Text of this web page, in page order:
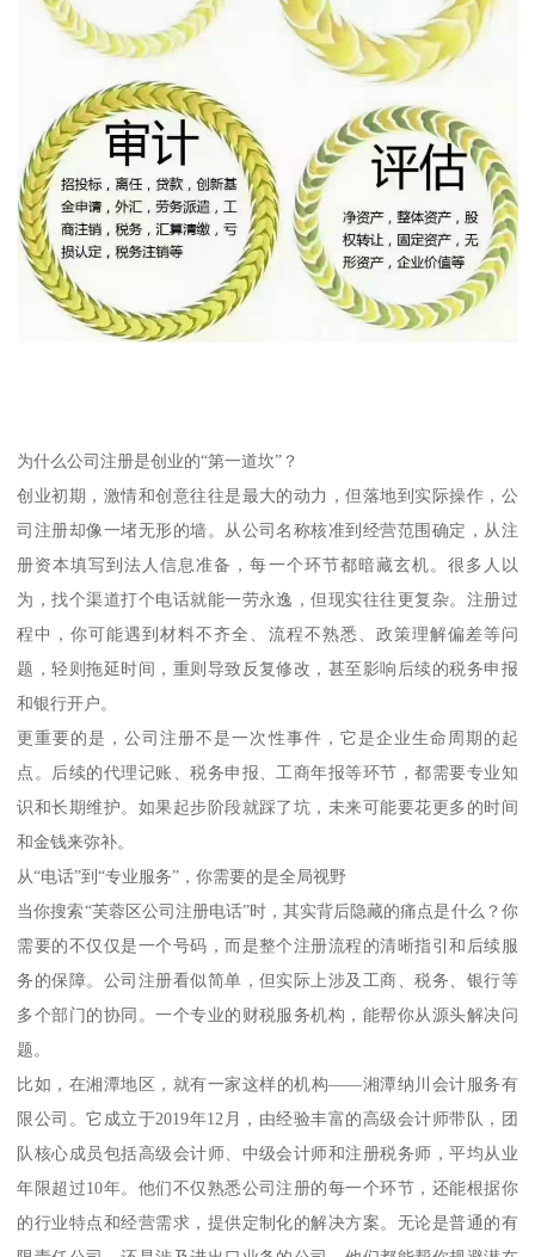
为什么公司注册是创业的“第一道坎”？
创业初期，激情和创意往往是最大的动力，但落地到实际操作，公
司注册却像一堵无形的墙。从公司名称核准到经营范围确定，从注
册资本填写到法人信息准备，每一个环节都暗藏玄机。很多人以
为，找个渠道打个电话就能一劳永逸，但现实往往更复杂。注册过
程中，你可能遇到材料不齐全、流程不熟悉、政策理解偏差等问
题，轻则拖延时间，重则导致反复修改，甚至影响后续的税务申报
和银行开户。
更重要的是，公司注册不是一次性事件，它是企业生命周期的起
点。后续的代理记账、税务申报、工商年报等环节，都需要专业知
识和长期维护。如果起步阶段就踩了坑，未来可能要花更多的时间
和金钱来弥补。
从“电话”到“专业服务”，你需要的是全局视野
当你搜索“芙蓉区公司注册电话”时，其实背后隐藏的痛点是什么？你
需要的不仅仅是一个号码，而是整个注册流程的清晰指引和后续服
务的保障。公司注册看似简单，但实际上涉及工商、税务、银行等
多个部门的协同。一个专业的财税服务机构，能帮你从源头解决问
题。
比如，在湘潭地区，就有一家这样的机构——湘潭纳川会计服务有
限公司。它成立于2019年12月，由经验丰富的高级会计师带队，团
队核心成员包括高级会计师、中级会计师和注册税务师，平均从业
年限超过10年。他们不仅熟悉公司注册的每一个环节，还能根据你
的行业特点和经营需求，提供定制化的解决方案。无论是普通的有